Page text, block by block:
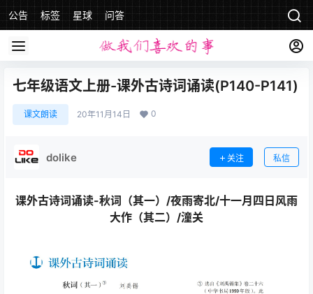
公告 标签 星球 问答
七年级语文上册-课外古诗词诵读(P140-P141)
课文朗读 20年11月14日 0
dolike 关注 私信
课外古诗词诵读-秋词（其一）/夜雨寄北/十一月四日风雨
大作（其二）/潼关